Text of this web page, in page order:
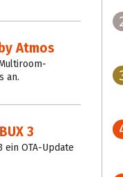
Atmos
an.
3
OTA-Update